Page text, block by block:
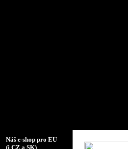
Náš e-shop pro EU
(i CZ a SK)